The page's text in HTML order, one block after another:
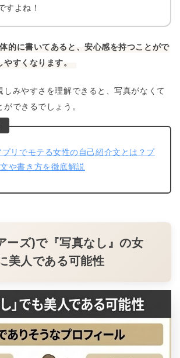
すよね！
的に書いてあると、安心感を持つことがで
すくなります。
しみやすさを理解できると、写真がなくて
できるでしょう。
リでモテる女性の自己紹介文とは？プ
や書き方を徹底解説
ーズ)で『写真なし』の女
美人である可能性